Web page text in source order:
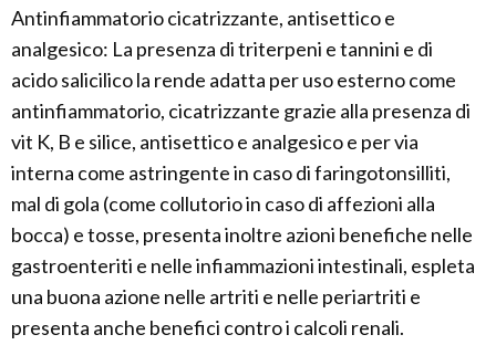
Antinfiammatorio cicatrizzante, antisettico e
analgesico: La presenza di triterpeni e tannini e di
acido salicilico la rende adatta per uso esterno come
antinfiammatorio, cicatrizzante grazie alla presenza di
vit K, B e silice, antisettico e analgesico e per via
interna come astringente in caso di faringotonsilliti,
mal di gola (come collutorio in caso di affezioni alla
bocca) e tosse, presenta inoltre azioni benefiche nelle
gastroenteriti e nelle infiammazioni intestinali, espleta
una buona azione nelle artriti e nelle periartriti e
presenta anche benefici contro i calcoli renali.